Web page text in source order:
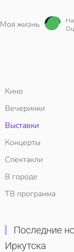
Моя жизнь
Кино
Вечеринки
Выставки
Концерты
Спектакли
В городе
ТВ программа
Последние
Иркутска